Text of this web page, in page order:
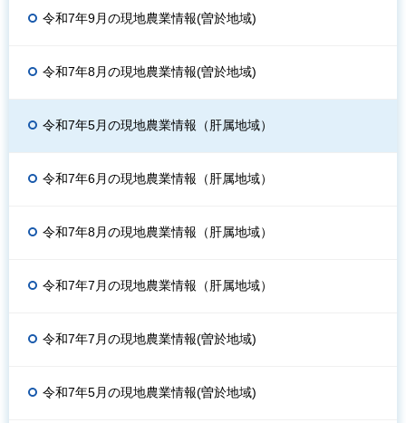
令和7年9月の現地農業情報(曽於地域)
令和7年8月の現地農業情報(曽於地域)
令和7年5月の現地農業情報（肝属地域）
令和7年6月の現地農業情報（肝属地域）
令和7年8月の現地農業情報（肝属地域）
令和7年7月の現地農業情報（肝属地域）
令和7年7月の現地農業情報(曽於地域)
令和7年5月の現地農業情報(曽於地域)